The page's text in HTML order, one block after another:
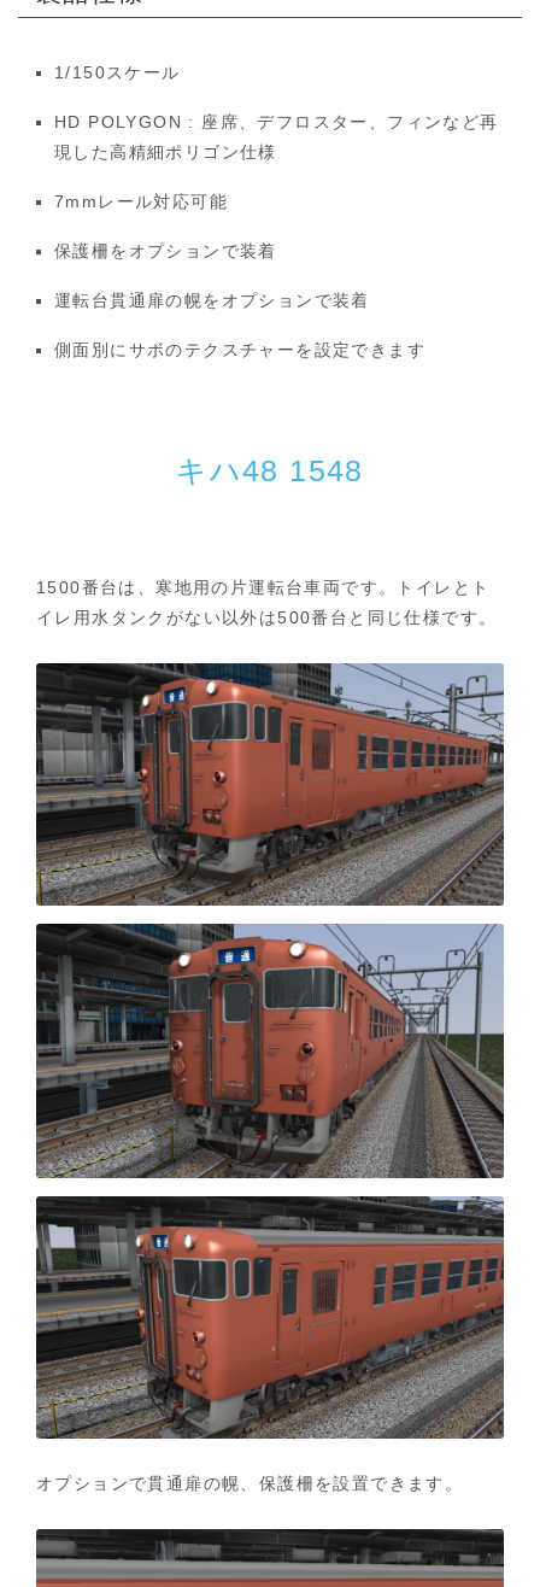
1/150スケール
HD POLYGON : 座席、デフロスター、フィンなど再
現した高精細ポリゴン仕様
7mmレール対応可能
保護柵をオプションで装着
運転台貫通扉の幌をオプションで装着
側面別にサボのテクスチャーを設定できます
キハ48 1548
1500番台は、寒地用の片運転台車両です。トイレとト
イレ用水タンクがない以外は500番台と同じ仕様です。
オプションで貫通扉の幌、保護柵を設置できます。